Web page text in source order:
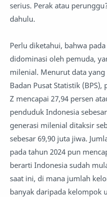
serius. Perak atau
dahulu.
Perlu diketahui, bahwa
didominasi oleh pemuda,
milenial. Menurut data
Badan Pusat Statistik (BPS),
Z mencapai 27,94 persen
penduduk Indonesia
generasi milenial ditaksir
sebesar 69,90 juta jiwa.
pada tahun 2024 pun
berarti Indonesia sudah
saat ini, di mana jumlah
banyak daripada kelompok